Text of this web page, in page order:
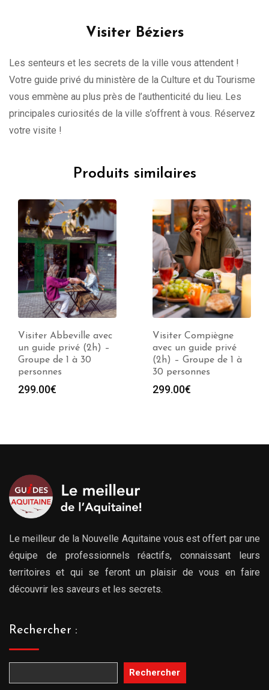
Visiter Béziers
Les senteurs et les secrets de la ville vous attendent !
Votre guide privé du ministère de la Culture et du Tourisme
vous emmène au plus près de l’authenticité du lieu. Les
principales curiosités de la ville s’offrent à vous. Réservez
votre visite !
Produits similaires
Visiter Compiègne
avec un guide privé
(2h) – Groupe de 1 à
30 personnes
299.00€
Visiter Douai avec un
guide privé (2h) –
Groupe de 1 à 30
personnes
299.00€
Le meilleur de la Nouvelle Aquitaine vous est offert par une
équipe de professionnels réactifs, connaissant leurs
territoires et qui se feront un plaisir de vous en faire
découvrir les saveurs et les secrets.
Rechercher :
Rechercher